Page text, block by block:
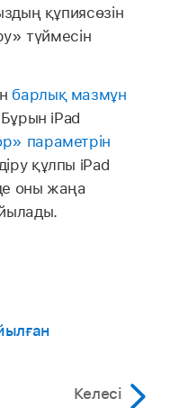
құпиясөзін
түймесін
барлық мазмұн
iPad
параметрін
құлпы iPad
оны жаңа
Келесі